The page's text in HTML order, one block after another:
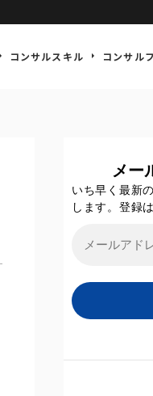
コンサルスキル コンサル
メー
いち早く最新
します。登録